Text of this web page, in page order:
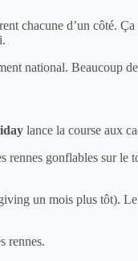
chacune d’un côté.
national. Beaucoup
lance la course aux
gonflables sur
un mois plus tôt). Le
rennes.